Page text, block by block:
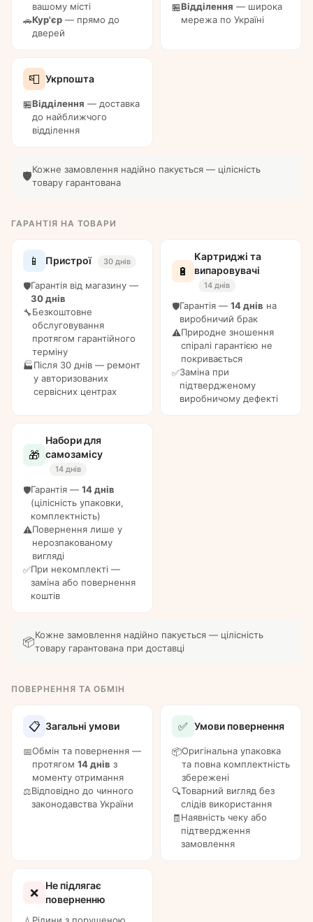
вашому місті
🚗Кур'єр — прямо до
дверей
🏪Відділення — широка
мережа по Україні
📮 Укрпошта
🏪Відділення — доставка
до найближчого
відділення
🛡️Кожне замовлення надійно пакується — цілісність
товару гарантована
ГАРАНТІЯ НА ТОВАРИ
📱 Пристрої 30 днів
🛡️Гарантія від магазину —
30 днів
🔧Безкоштовне
обслуговування
протягом гарантійного
терміну
🏭Після 30 днів — ремонт
у авторизованих
сервісних центрах
🔋
Картриджі та
випаровувачі
14 днів
🛡️Гарантія — 14 днів на
виробничий брак
⚠️Природне зношення
спіралі гарантією не
покривається
✅Заміна при
підтвердженому
виробничому дефекті
🎁
Набори для
самозамісу
14 днів
🛡️Гарантія — 14 днів
(цілісність упаковки,
комплектність)
⚠️Повернення лише у
нерозпакованому
вигляді
✅При некомплекті —
заміна або повернення
коштів
📦Кожне замовлення надійно пакується — цілісність
товару гарантована при доставці
ПОВЕРНЕННЯ ТА ОБМІН
📋 Загальні умови
📅Обмін та повернення —
протягом 14 днів з
моменту отримання
⚖️Відповідно до чинного
законодавства України
✅ Умови повернення
📦Оригінальна упаковка
та повна комплектність
збережені
🔍Товарний вигляд без
слідів використання
🧾Наявність чеку або
підтвердження
замовлення
❌
Не підлягає
поверненню